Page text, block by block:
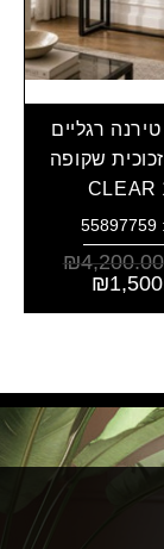
רגליים
שקופה
CLEAR
₪4,200.00
₪